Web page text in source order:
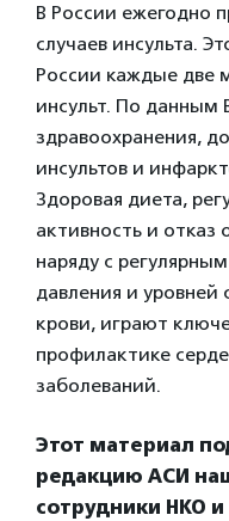
В России ежегодно
случаев инсульта.
России каждые две
инсульт. По данным
здравоохранения,
инсультов и
Здоровая диета,
активность и отказ
наряду с
давления и уровней
крови, играют
профилактике
заболеваний.
Этот материал
редакцию АСИ
сотрудники НКО